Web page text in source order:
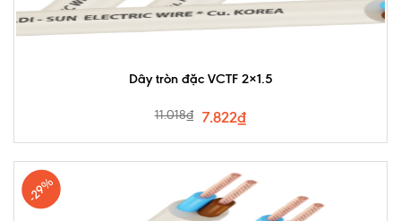
Dây tròn đặc VCTF 2×1.5
11.018₫ 7.822₫
-29%